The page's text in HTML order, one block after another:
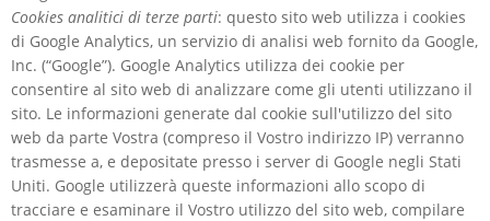
Cookies analitici di terze parti: questo sito web utilizza i cookies
di Google Analytics, un servizio di analisi web fornito da Google,
Inc. (“Google”). Google Analytics utilizza dei cookie per
consentire al sito web di analizzare come gli utenti utilizzano il
sito. Le informazioni generate dal cookie sull'utilizzo del sito
web da parte Vostra (compreso il Vostro indirizzo IP) verranno
trasmesse a, e depositate presso i server di Google negli Stati
Uniti. Google utilizzerà queste informazioni allo scopo di
tracciare e esaminare il Vostro utilizzo del sito web, compilare